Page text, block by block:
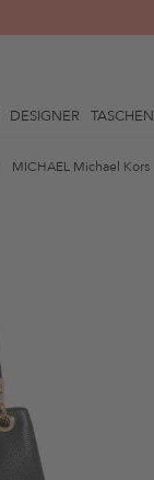
DESIGNER TASCHEN
MICHAEL Michael Kors